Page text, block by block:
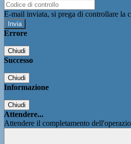
E-mail inviata, si prega di controllare la
Errore
Chiudi
Successo
Chiudi
Informazione
Chiudi
Attendere...
Attendere il completamento